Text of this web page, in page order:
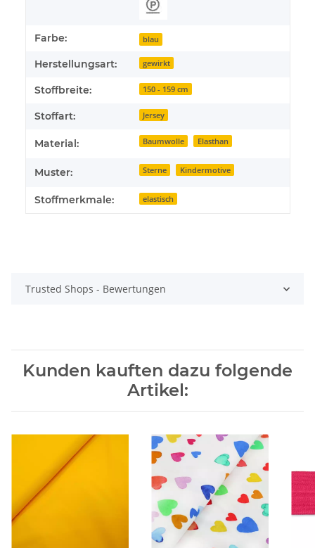
Farbe: blau
Herstellungsart: gewirkt
Stoffbreite: 150 - 159 cm
Stoffart: Jersey
Material: Baumwolle Elasthan
Muster: Sterne Kindermotive
Stoffmerkmale: elastisch
Trusted Shops - Bewertungen
Kunden kauften dazu folgende
Artikel: